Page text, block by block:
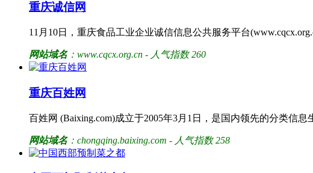
重庆诚信网
11月10日，重庆食品工业企业诚信信息公共服务平台
网站域名：www.cqcx.org.cn - 人气指数 260
重庆百姓网
百姓网 (Baixing.com)成立于2005年3月1日，是国内领先的分类信
网站域名：chongqing.baixing.com - 人气指数 258